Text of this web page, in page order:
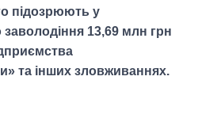
підозрюють у
заволодіння 13,69 млн грн
та інших зловживаннях.